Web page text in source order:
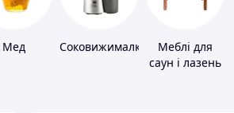
Мед Соковижималки
Меблі для
саун і лазень